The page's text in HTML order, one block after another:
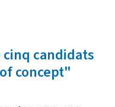
cinq candidats
concept"